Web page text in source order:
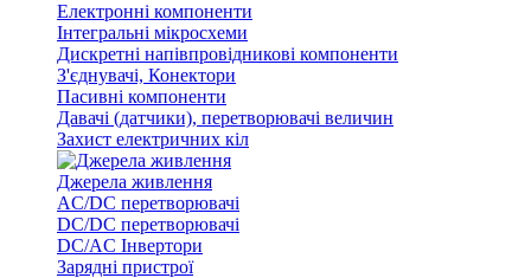
Електронні компоненти
Інтегральні мікросхеми
Дискретні напівпровідникові компоненти
З'єднувачі, Конектори
Пасивні компоненти
Давачі (датчики), перетворювачі величин
Захист електричних кіл
Джерела живлення
AC/DC перетворювачі
DC/DC перетворювачі
DC/AC Інвертори
Зарядні пристрої